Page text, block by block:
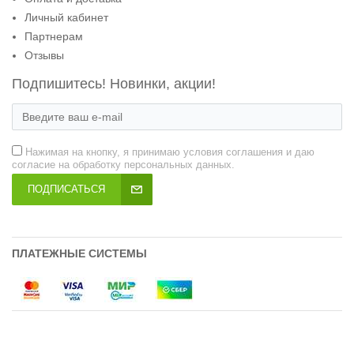
Личный кабинет
Партнерам
Отзывы
Подпишитесь! Новинки, акции!
Нажимая на кнопку, я принимаю условия соглашения и даю
согласие на обработку персональных данных.
ПОДПИСАТЬСЯ
ПЛАТЕЖНЫЕ СИСТЕМЫ